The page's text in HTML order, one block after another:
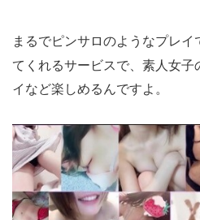
まるでピンサロのようなプレイ
てくれるサービスで、素人女子
イなど楽しめるんですよ。